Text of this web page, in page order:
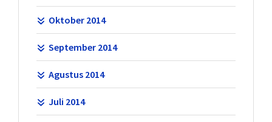
Oktober 2014
September 2014
Agustus 2014
Juli 2014